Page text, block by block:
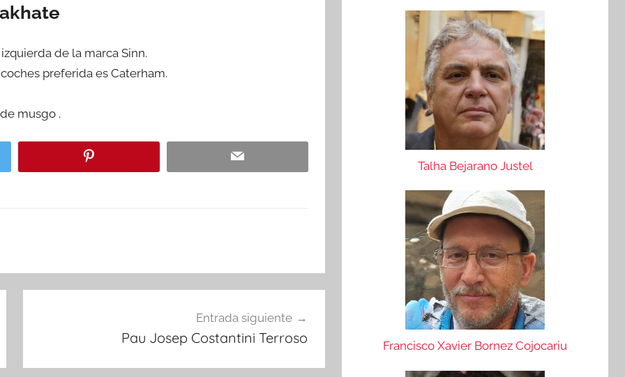
de la marca Sinn.
preferida es Caterham.
musgo .
Entrada siguiente
Pau Josep Costantini Terroso
Talha Bejarano Justel
Francisco Xavier Bornez Cojocariu